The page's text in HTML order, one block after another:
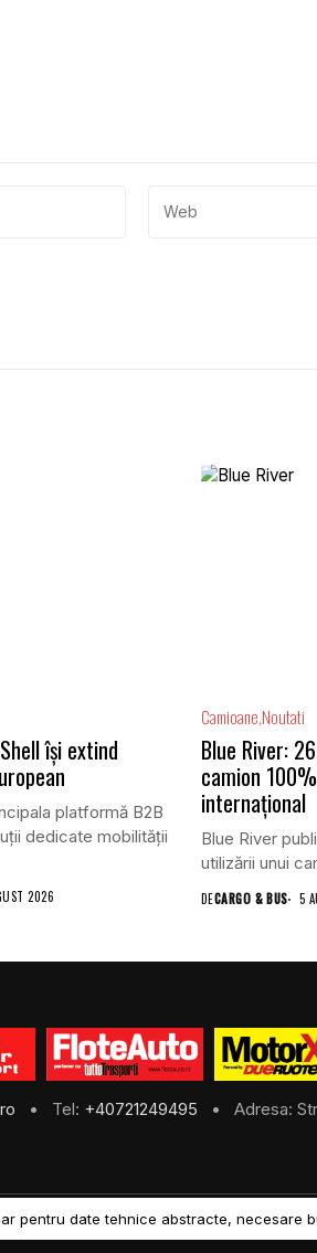
își extind
platformă B2B
dedicate mobilității
2026
Camioane Noutati
Blue River:
camion
internațional
Blue River
utilizării unui
DECARGO & BUS 5
• Tel: +40721249495 • Adresa:
pentru date tehnice abstracte, necesare